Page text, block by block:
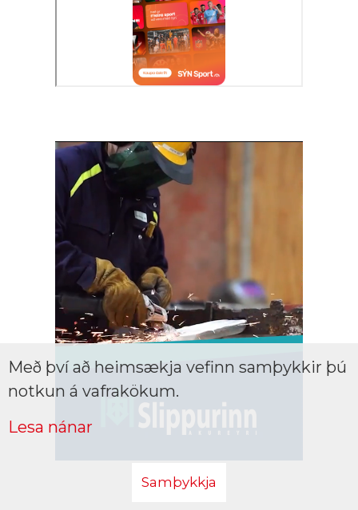
Með því að heimsækja vefinn samþykkir þú
notkun á vafrakökum.
Lesa nánar
Samþykkja